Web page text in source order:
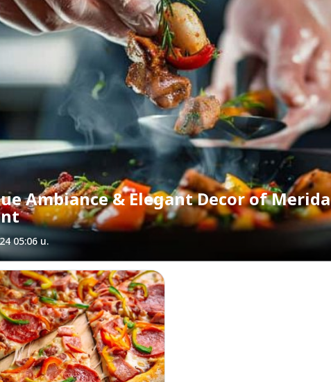
Ambiance & Elegant Decor of Merida
05:06 น.